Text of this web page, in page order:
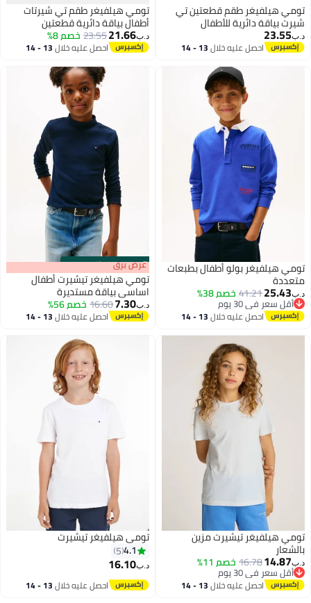
تومي هيلفيغر طقم قطعتين تي
شيرت بياقة دائرية للأطفال
د.ب‏23.55
احصل عليه خلال 13 - 14
تومي هيلفيغر طقم تي شيرتات
أطفال بياقة دائرية قطعتين
د.ب‏21.66
23.55خصم 8%
احصل عليه خلال 13 - 14
تومي هيلفيغر بولو أطفال بطبعات
متعددة
د.ب‏25.43
41.21خصم 38%
أقل سعر في 30 يوم
أقل سعر في 30 يوماحصل عليه خلال 13 - 14
00m:00s
·باقي 100% عرض برق
تومي هيلفيغر تيشيرت أطفال
اساسي بياقة مستديرة
د.ب‏7.30
16.60خصم 56%
احصل عليه خلال 13 - 14
تومي هيلفيغر تيشيرت مزين
بالشعار
د.ب‏14.87
16.78خصم 11%
أقل سعر في 30 يوم
أقل سعر في 30 يوماحصل عليه خلال 13 - 14
4
تومي هيلفيغر تيشيرت
4.1
5
د.ب‏16.10
احصل عليه خلال 13 - 14